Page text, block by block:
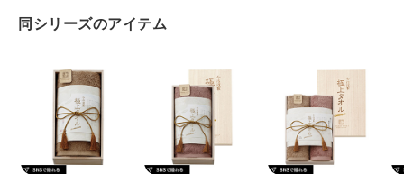
同シリーズのアイテム